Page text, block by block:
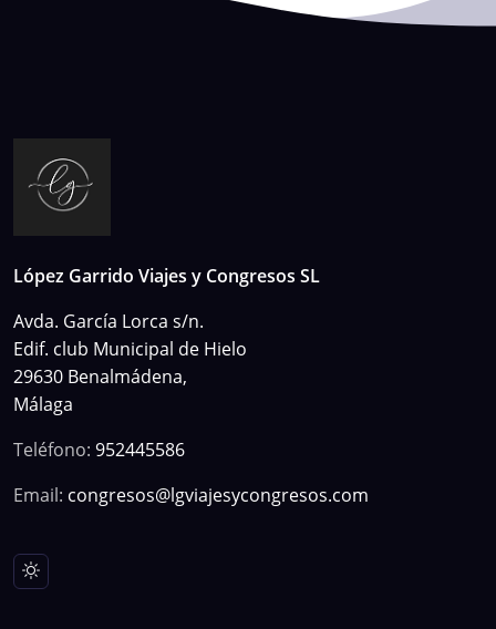
López Garrido Viajes y Congresos SL
Avda. García Lorca s/n.
Edif. club Municipal de Hielo
29630 Benalmádena,
Málaga
Teléfono: 952445586
Email: congresos@lgviajesycongresos.com